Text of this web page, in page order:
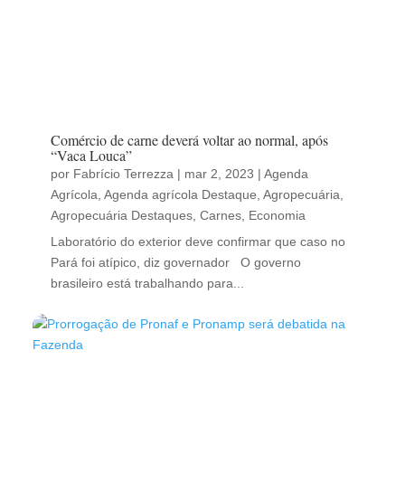
Comércio de carne deverá voltar ao normal, após
“Vaca Louca”
por Fabrício Terrezza | mar 2, 2023 | Agenda
Agrícola Agenda agrícola Destaque Agropecuária
Agropecuária Destaques Carnes Economia
Laboratório do exterior deve confirmar que caso no
Pará foi atípico, diz governador O governo
brasileiro está trabalhando para...